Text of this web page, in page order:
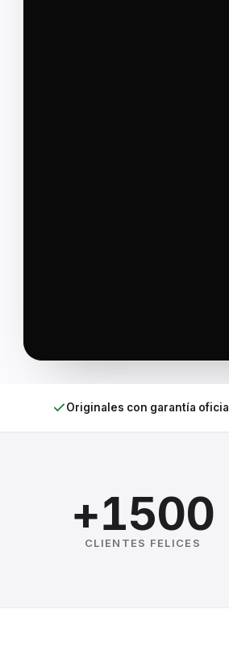
Originales con garantía oficial
+1500
CLIENTES FELICES